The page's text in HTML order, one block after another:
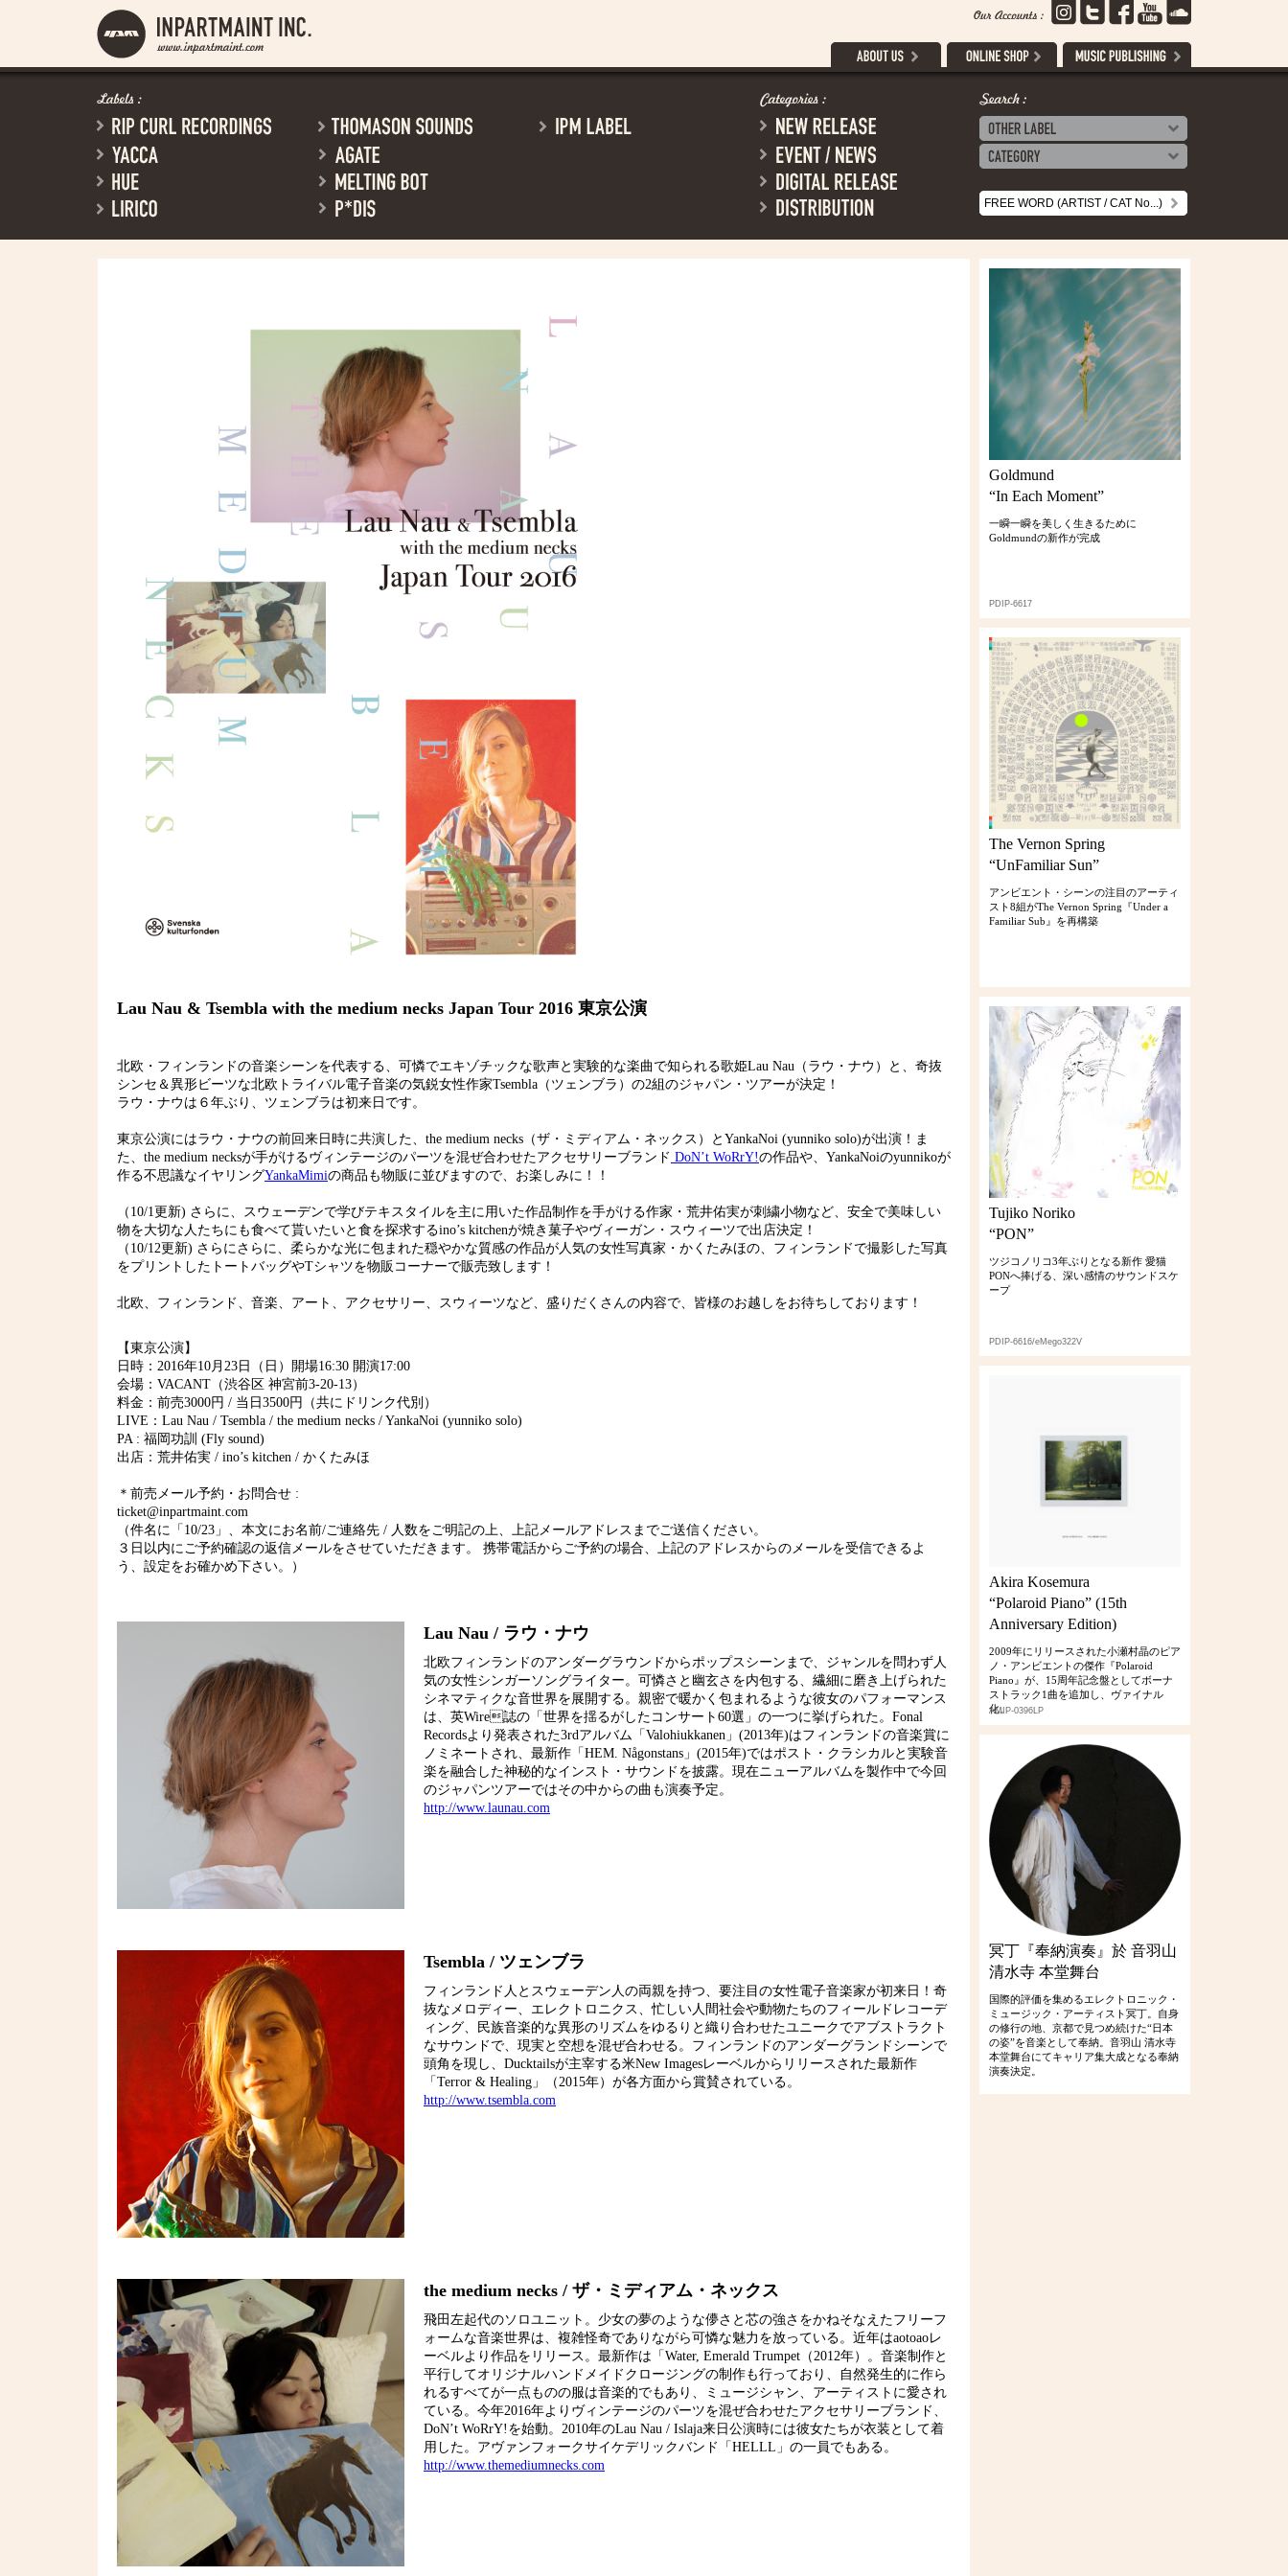
Lau Nau & Tsembla with the medium necks Japan Tour 2016 東京公演
北欧・フィンランドの音楽シーンを代表する、可憐でエキゾチックな歌声と実験的な楽曲で知られる歌姫Lau Nau（ラウ・ナウ）と、奇抜
シンセ＆異形ビーツな北欧トライバル電子音楽の気鋭女性作家Tsembla（ツェンブラ）の2組のジャパン・ツアーが決定！
ラウ・ナウは６年ぶり、ツェンブラは初来日です。
東京公演にはラウ・ナウの前回来日時に共演した、the medium necks（ザ・ミディアム・ネックス）とYankaNoi (yunniko solo)が出演！ま
た、the medium necksが手がけるヴィンテージのパーツを混ぜ合わせたアクセサリーブランド DoN’t WoRrY!の作品や、YankaNoiのyunnikoが
作る不思議なイヤリングYankaMimiの商品も物販に並びますので、お楽しみに！！
（10/1更新) さらに、スウェーデンで学びテキスタイルを主に用いた作品制作を手がける作家・荒井佑実が刺繍小物など、安全で美味しい
物を大切な人たちにも食べて貰いたいと食を探求するino’s kitchenが焼き菓子やヴィーガン・スウィーツで出店決定！
（10/12更新) さらにさらに、柔らかな光に包まれた穏やかな質感の作品が人気の女性写真家・かくたみほの、フィンランドで撮影した写真
をプリントしたトートバッグやTシャツを物販コーナーで販売致します！
北欧、フィンランド、音楽、アート、アクセサリー、スウィーツなど、盛りだくさんの内容で、皆様のお越しをお待ちしております！
【東京公演】
日時：2016年10月23日（日）開場16:30 開演17:00
会場：VACANT（渋谷区 神宮前3-20-13）
料金：前売3000円 / 当日3500円（共にドリンク代別）
LIVE：Lau Nau / Tsembla / the medium necks / YankaNoi (yunniko solo)
PA : 福岡功訓 (Fly sound)
出店：荒井佑実 / ino’s kitchen / かくたみほ
＊前売メール予約・お問合せ :
ticket@inpartmaint.com
（件名に「10/23」、本文にお名前/ご連絡先 / 人数をご明記の上、上記メールアドレスまでご送信ください。
３日以内にご予約確認の返信メールをさせていただきます。 携帯電話からご予約の場合、上記のアドレスからのメールを受信できるよ
う、設定をお確かめ下さい。）
Lau Nau / ラウ・ナウ
北欧フィンランドのアンダーグラウンドからポップスシーンまで、ジャンルを問わず人
気の女性シンガーソングライター。可憐さと幽玄さを内包する、繊細に磨き上げられた
シネマティクな音世界を展開する。親密で暖かく包まれるような彼女のパフォーマンス
は、英Wire誌の「世界を揺るがしたコンサート60選」の一つに挙げられた。Fonal
Recordsより発表された3rdアルバム「Valohiukkanen」(2013年)はフィンランドの音楽賞に
ノミネートされ、最新作「HEM. Någonstans」(2015年)ではポスト・クラシカルと実験音
楽を融合した神秘的なインスト・サウンドを披露。現在ニューアルバムを製作中で今回
のジャパンツアーではその中からの曲も演奏予定。
http://www.launau.com
Tsembla / ツェンブラ
フィンランド人とスウェーデン人の両親を持つ、要注目の女性電子音楽家が初来日！奇
抜なメロディー、エレクトロニクス、忙しい人間社会や動物たちのフィールドレコーデ
ィング、民族音楽的な異形のリズムをゆるりと織り合わせたユニークでアブストラクト
なサウンドで、現実と空想を混ぜ合わせる。フィンランドのアンダーグランドシーンで
頭角を現し、Ducktailsが主宰する米New Imagesレーベルからリリースされた最新作
「Terror & Healing」（2015年）が各方面から賞賛されている。
http://www.tsembla.com
the medium necks / ザ・ミディアム・ネックス
飛田左起代のソロユニット。少女の夢のような儚さと芯の強さをかねそなえたフリーフ
ォームな音楽世界は、複雑怪奇でありながら可憐な魅力を放っている。近年はaotoaoレ
ーベルより作品をリリース。最新作は「Water, Emerald Trumpet（2012年）。音楽制作と
平行してオリジナルハンドメイドクロージングの制作も行っており、自然発生的に作ら
れるすべてが一点ものの服は音楽的でもあり、ミュージシャン、アーティストに愛され
ている。今年2016年よりヴィンテージのパーツを混ぜ合わせたアクセサリーブランド、
DoN’t WoRrY!を始動。2010年のLau Nau / Islaja来日公演時には彼女たちが衣装として着
用した。アヴァンフォークサイケデリックバンド「HELLL」の一員でもある。
http://www.themediumnecks.com
Goldmund
“In Each Moment”
一瞬一瞬を美しく生きるために
Goldmundの新作が完成
PDIP-6617
The Vernon Spring
“UnFamiliar Sun”
アンビエント・シーンの注目のアーティ
スト8組がThe Vernon Spring『Under a
Familiar Sub』を再構築
Tujiko Noriko
“PON”
ツジコノリコ3年ぶりとなる新作 愛猫
PONへ捧げる、深い感情のサウンドスケ
ープ
PDIP-6616/eMego322V
Akira Kosemura
“Polaroid Piano” (15th
Anniversary Edition)
2009年にリリースされた小瀬村晶のピア
ノ・アンビエントの傑作『Polaroid
Piano』が、15周年記念盤としてボーナ
ストラック1曲を追加し、ヴァイナル
化。
AMIP-0396LP
冥丁『奉納演奏』於 音羽山
清水寺 本堂舞台
国際的評価を集めるエレクトロニック・
ミュージック・アーティスト冥丁。自身
の修行の地、京都で見つめ続けた“日本
の姿”を音楽として奉納。音羽山 清水寺
本堂舞台にてキャリア集大成となる奉納
演奏決定。